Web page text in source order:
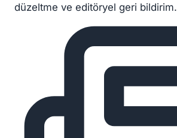
düzeltme ve editöryel geri bildirim.